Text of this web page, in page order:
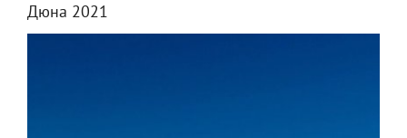
Дюна 2021